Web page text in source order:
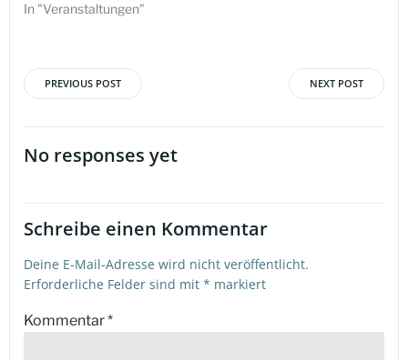
In "Veranstaltungen"
Beitragsnavigation
PREVIOUS POST NEXT POST
No responses yet
Schreibe einen Kommentar
Deine E-Mail-Adresse wird nicht veröffentlicht.
Erforderliche Felder sind mit * markiert
Kommentar*